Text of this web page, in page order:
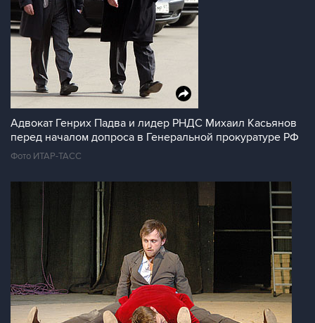
Адвокат Генрих Падва и лидер РНДС Михаил Касьянов
перед началом допроса в Генеральной прокуратуре РФ
Фото ИТАР-ТАСС